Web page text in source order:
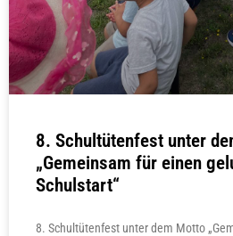
8. Schultütenfest unter
„Gemeinsam für einen
Schulstart“
8. Schultütenfest unter dem Motto